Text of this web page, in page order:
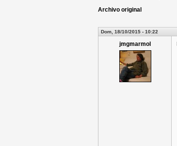
Archivo original
Dom, 18/10/2015 - 10:22
jmgmarmol